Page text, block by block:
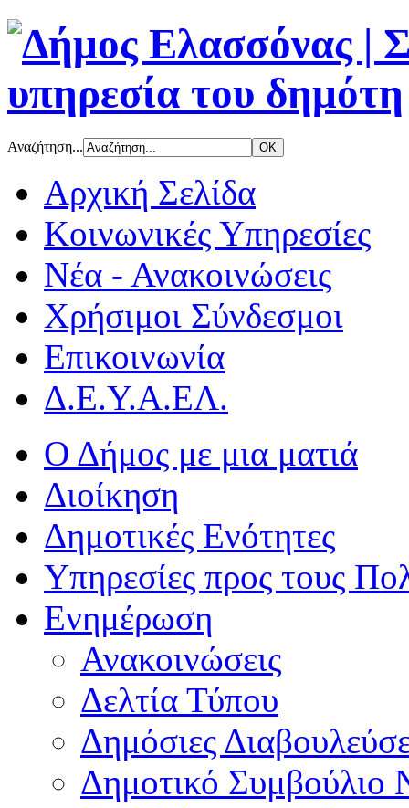
Αναζήτηση...
Αρχική Σελίδα
Κοινωνικές Υπηρεσίες
Νέα - Ανακοινώσεις
Χρήσιμοι Σύνδεσμοι
Επικοινωνία
Δ.Ε.Υ.Α.ΕΛ.
Ο Δήμος με μια ματιά
Διοίκηση
Δημοτικές Ενότητες
Υπηρεσίες προς τους
Ενημέρωση
Ανακοινώσεις
Δελτία Τύπου
Δημόσιες
Δημοτικό Συμβούλιο